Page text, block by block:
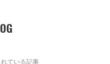
ている記事